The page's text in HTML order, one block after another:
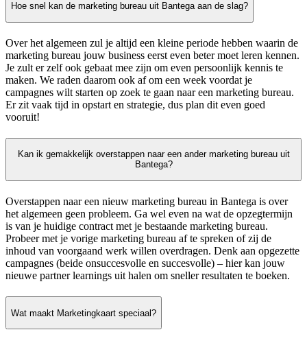
Hoe snel kan de marketing bureau uit Bantega aan de slag?
Over het algemeen zul je altijd een kleine periode hebben waarin de
marketing bureau jouw business eerst even beter moet leren kennen.
Je zult er zelf ook gebaat mee zijn om even persoonlijk kennis te
maken. We raden daarom ook af om een week voordat je
campagnes wilt starten op zoek te gaan naar een marketing bureau.
Er zit vaak tijd in opstart en strategie, dus plan dit even goed
vooruit!
Kan ik gemakkelijk overstappen naar een ander marketing bureau uit
Bantega?
Overstappen naar een nieuw marketing bureau in Bantega is over
het algemeen geen probleem. Ga wel even na wat de opzegtermijn
is van je huidige contract met je bestaande marketing bureau.
Probeer met je vorige marketing bureau af te spreken of zij de
inhoud van voorgaand werk willen overdragen. Denk aan opgezette
campagnes (beide onsuccesvolle en succesvolle) – hier kan jouw
nieuwe partner learnings uit halen om sneller resultaten te boeken.
Wat maakt Marketingkaart speciaal?